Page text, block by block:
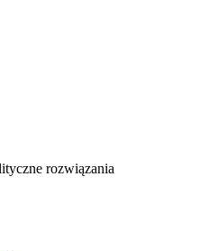
rozwiązania